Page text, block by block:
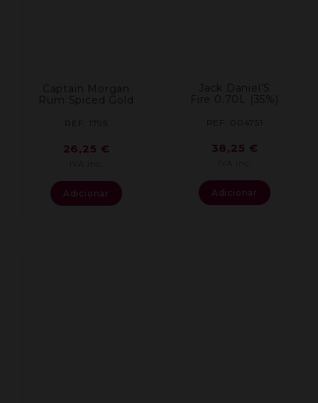
Captain Morgan
Rum Spiced Gold
REF: 1795
26,25 €
Adicionar
Jack Daniel’S
Fire 0.70L (35%)
REF: 004751
38,25 €
Adicionar